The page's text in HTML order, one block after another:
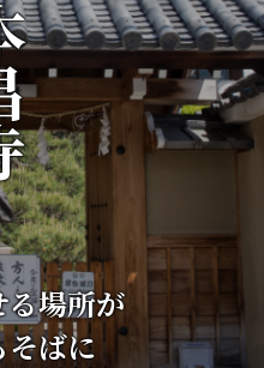
場所が
そばに